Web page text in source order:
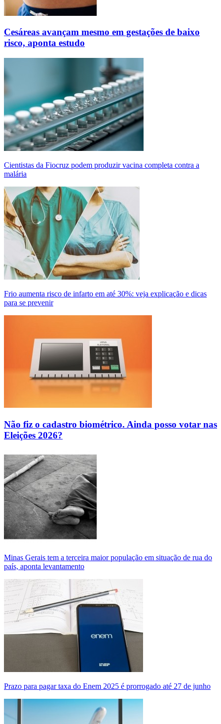
Cesáreas avançam mesmo em gestações de baixo
risco, aponta estudo
Cientistas da Fiocruz podem produzir vacina completa contra a
malária
Frio aumenta risco de infarto em até 30%: veja explicação e dicas
para se prevenir
Não fiz o cadastro biométrico. Ainda posso votar nas
Eleições 2026?
Minas Gerais tem a terceira maior população em situação de rua do
país, aponta levantamento
Prazo para pagar taxa do Enem 2025 é prorrogado até 27 de junho